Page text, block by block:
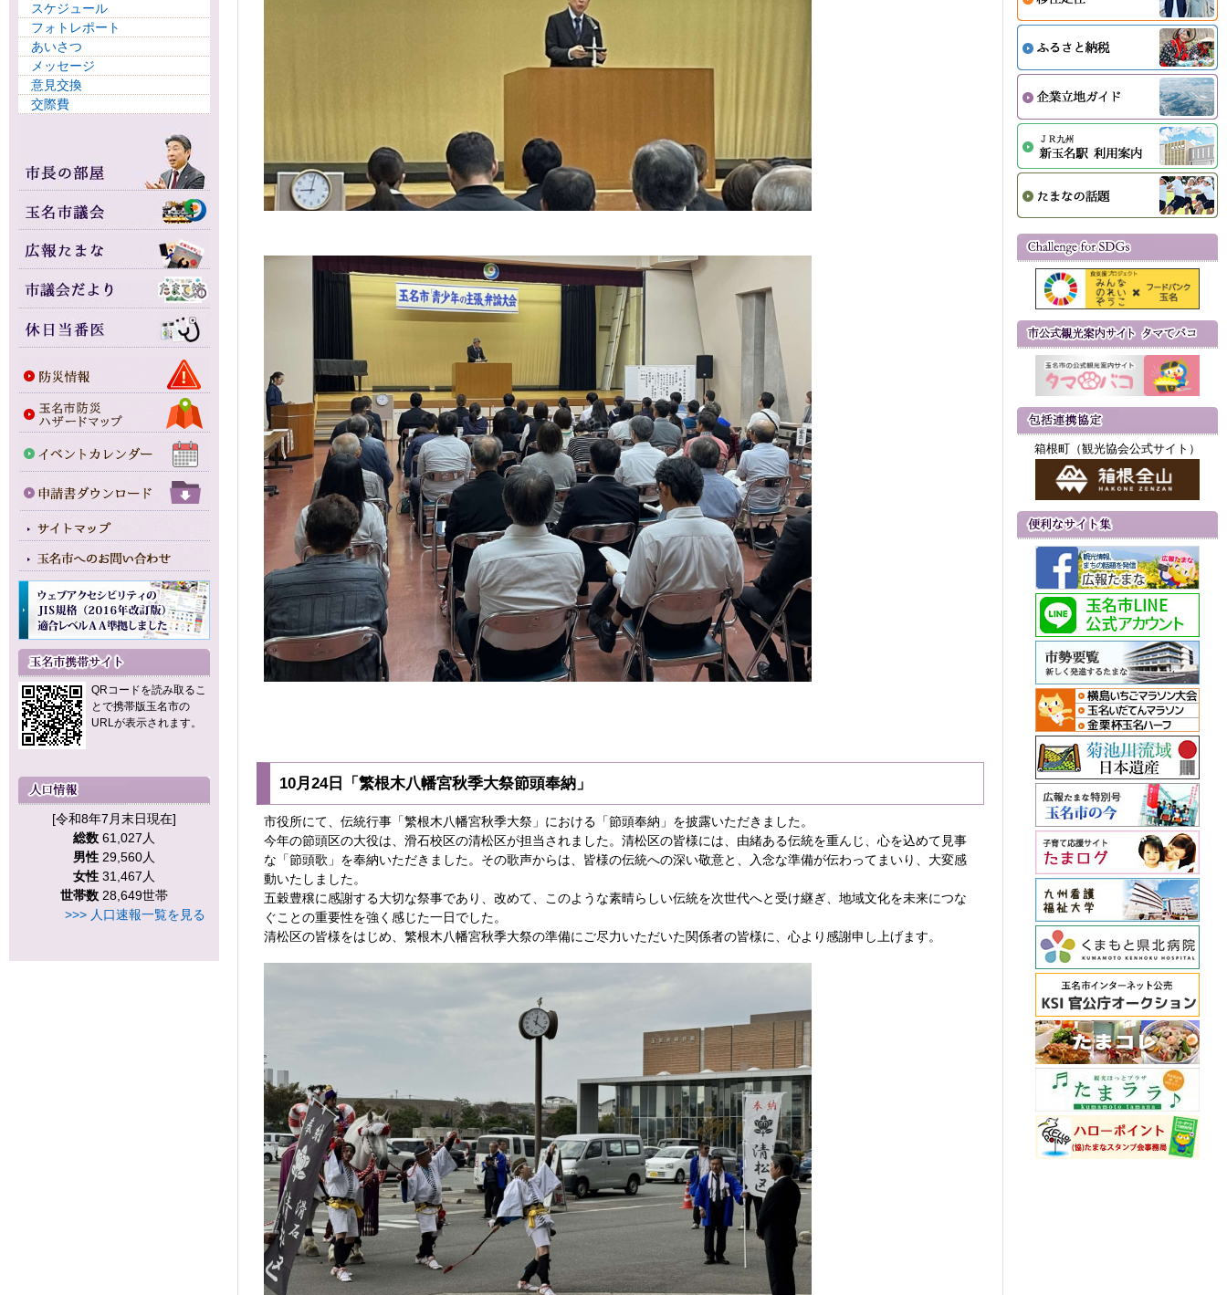
スケジュール
フォトレポート
あいさつ
メッセージ
意見交換
交際費
QRコードを読み取るこ
とで携帯版玉名市の
URLが表示されます。
[令和8年7月末日現在]
総数 61,027人
男性 29,560人
女性 31,467人
世帯数 28,649世帯
>>> 人口速報一覧を見る
10月24日「繁根木八幡宮秋季大祭節頭奉納」
市役所にて、伝統行事「繁根木八幡宮秋季大祭」における「節頭奉納」を披露いただきました。
今年の節頭区の大役は、滑石校区の清松区が担当されました。清松区の皆様には、由緒ある伝統を重んじ、心を込めて見事
な「節頭歌」を奉納いただきました。その歌声からは、皆様の伝統への深い敬意と、入念な準備が伝わってまいり、大変感
動いたしました。
五穀豊穣に感謝する大切な祭事であり、改めて、このような素晴らしい伝統を次世代へと受け継ぎ、地域文化を未来につな
ぐことの重要性を強く感じた一日でした。
清松区の皆様をはじめ、繁根木八幡宮秋季大祭の準備にご尽力いただいた関係者の皆様に、心より感謝申し上げます。
箱根町（観光協会公式サイト）